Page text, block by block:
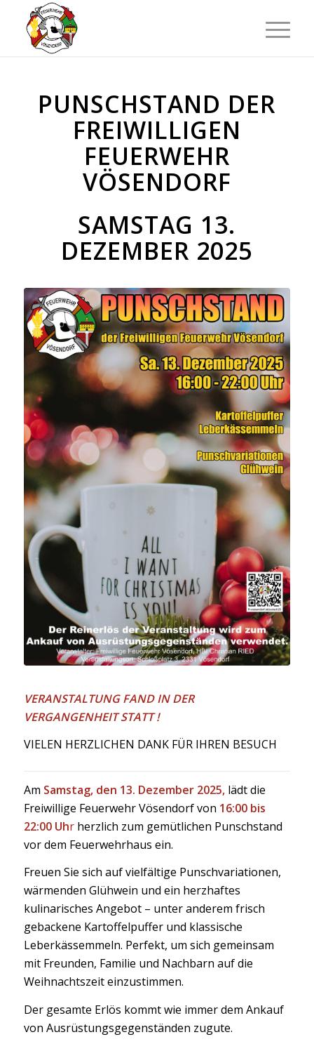
PUNSCHSTAND DER
FREIWILLIGEN
FEUERWEHR
VÖSENDORF
SAMSTAG 13.
DEZEMBER 2025
VERANSTALTUNG FAND IN DER
VERGANGENHEIT STATT !
VIELEN HERZLICHEN DANK FÜR IHREN BESUCH
Am Samstag, den 13. Dezember 2025,lädt die
Freiwillige Feuerwehr Vösendorf von 16:00 bis
22:00 Uhrherzlich zum gemütlichen Punschstand
vor dem Feuerwehrhaus ein.
Freuen Sie sich auf vielfältige Punschvariationen,
wärmenden Glühwein und ein herzhaftes
kulinarisches Angebot – unter anderem frisch
gebackene Kartoffelpuffer und klassische
Leberkässemmeln. Perfekt, um sich gemeinsam
mit Freunden, Familie und Nachbarn auf die
Weihnachtszeit einzustimmen.
Der gesamte Erlös kommt wie immer dem Ankauf
von Ausrüstungsgegenständen zugute.